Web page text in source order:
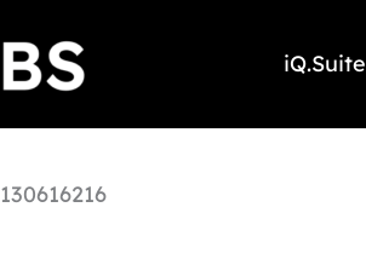
iQ.Suite
130616216